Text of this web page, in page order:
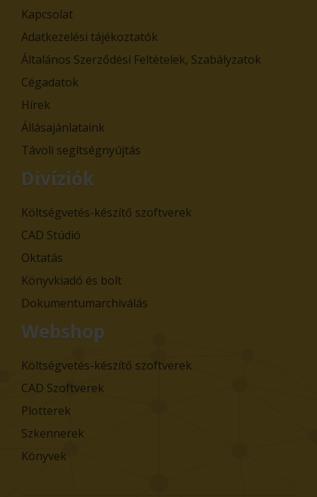
Kapcsolat
Adatkezelési tájékoztatók
Általános Szerződési Feltételek, Szabályzatok
Cégadatok
Hírek
Állásajánlataink
Távoli segítségnyújtás
Divíziók
Költségvetés-készítő szoftverek
CAD Stúdió
Oktatás
Könyvkiadó és bolt
Dokumentumarchiválás
Webshop
Költségvetés-készítő szoftverek
CAD Szoftverek
Plotterek
Szkennerek
Könyvek